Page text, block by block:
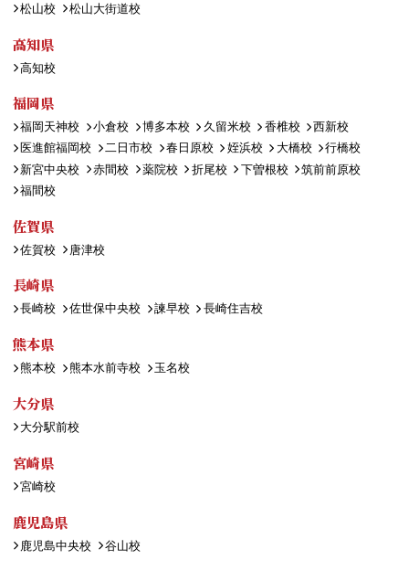
松山校 松山大街道校
高知県
高知校
福岡県
福岡天神校 小倉校 博多本校 久留米校 香椎校
西新校
医進館福岡校
二日市校 春日原校 姪浜校 大橋校
行橋校
新宮中央校
赤間校 薬院校 折尾校 下曽根校
筑前前原校
福間校
佐賀県
佐賀校 唐津校
長崎県
長崎校 佐世保中央校 諫早校 長崎住吉校
熊本県
熊本校 熊本水前寺校 玉名校
大分県
大分駅前校
宮崎県
宮崎校
鹿児島県
鹿児島中央校 谷山校